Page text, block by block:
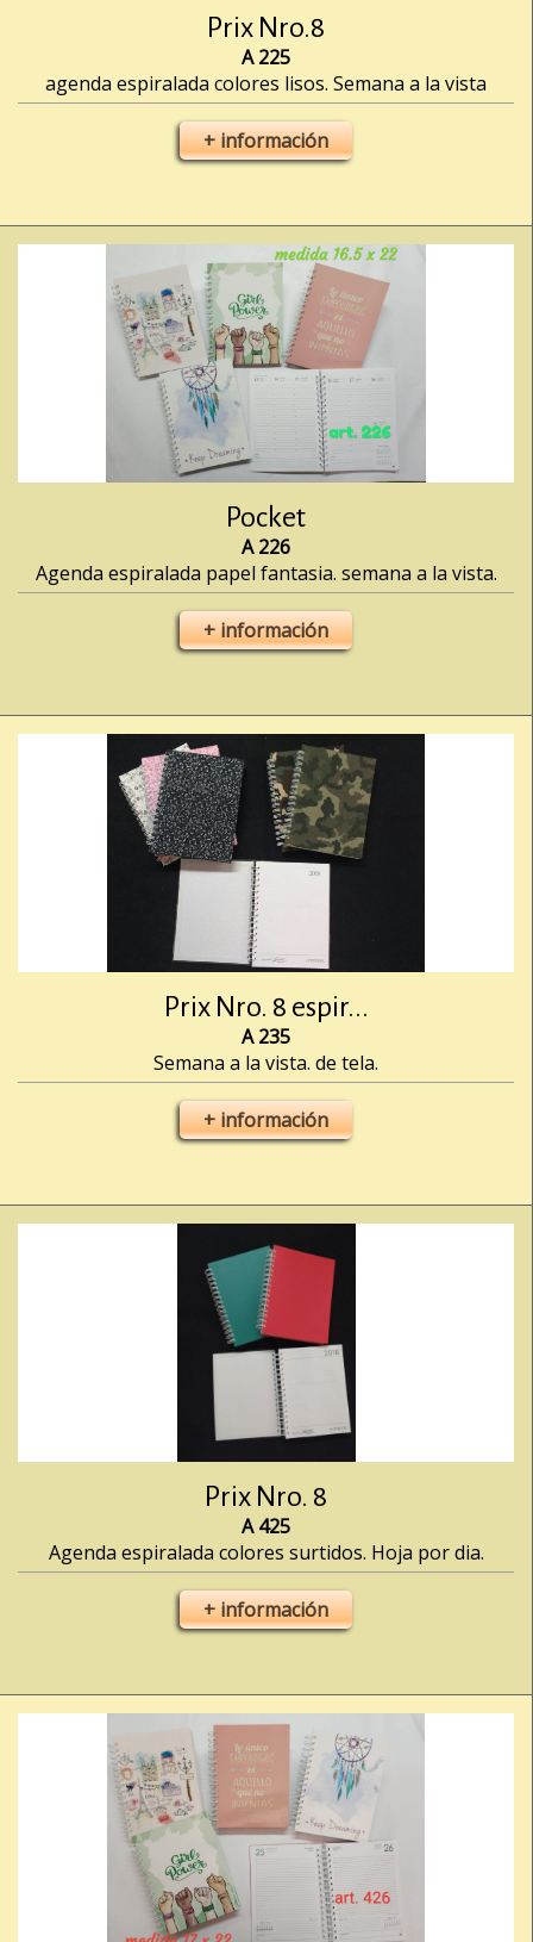
Prix Nro.8
A 225
agenda espiralada colores lisos. Semana a la vista
+ información
Pocket
A 226
Agenda espiralada papel fantasia. semana a la vista.
+ información
Prix Nro. 8 espir...
A 235
Semana a la vista. de tela.
+ información
Prix Nro. 8
A 425
Agenda espiralada colores surtidos. Hoja por dia.
+ información